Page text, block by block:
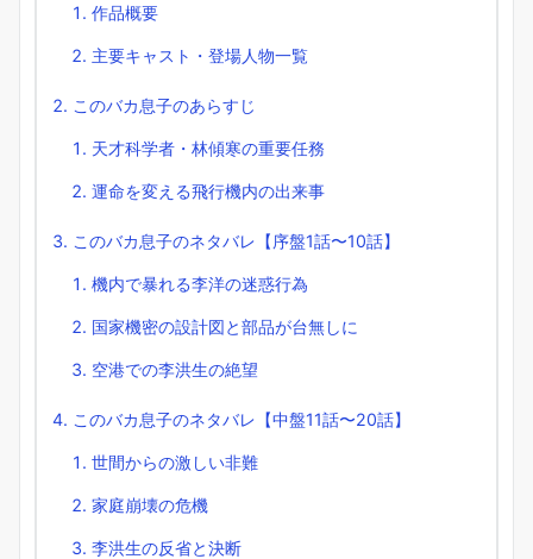
作品概要
主要キャスト・登場人物一覧
このバカ息子のあらすじ
天才科学者・林傾寒の重要任務
運命を変える飛行機内の出来事
このバカ息子のネタバレ【序盤1話〜10話】
機内で暴れる李洋の迷惑行為
国家機密の設計図と部品が台無しに
空港での李洪生の絶望
このバカ息子のネタバレ【中盤11話〜20話】
世間からの激しい非難
家庭崩壊の危機
李洪生の反省と決断